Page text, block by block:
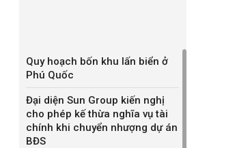
Quy hoạch bốn khu lấn biển ở
Phú Quốc
Đại diện Sun Group kiến nghị
cho phép kế thừa nghĩa vụ tài
chính khi chuyển nhượng dự án
BĐS